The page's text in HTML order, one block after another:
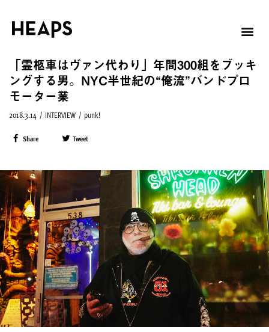
「霊柩車はヴァン代わり」年間300組をブッキ
ングする男。NYC半世紀の“俺流”バンドプロ
モーター業
2018.3.14 / INTERVIEW / punk!
Share Tweet